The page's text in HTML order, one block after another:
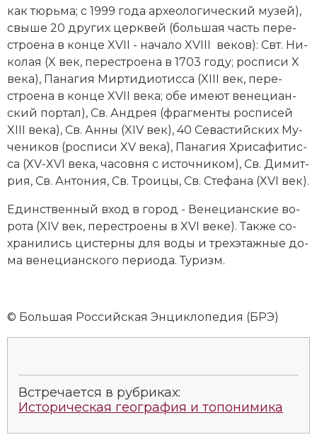
как тюрь­ма; с 1999 года ар­хео­ло­гический му­зей),
свыше 20 других церк­вей (большая часть пе­ре­
строе­на в конце XVII - начало XVIII веков): Свт. Ни­
ко­лая (X век, пе­рестрое­на в 1703 году; рос­пи­си X
века), Па­на­гия Мир­ти­дио­тис­са (XIII век, пе­ре­
строе­на в конце XVII века; обе име­ют ве­не­ци­ан­
ский пор­тал), Св. Ан­д­рея (фраг­мен­ты рос­пи­сей
XIII века), Св. Ан­ны (XIV век), 40 Се­ва­стий­ских Му­
че­ни­ков (рос­пи­си XV века), Па­на­гия Хри­са­фи­тис­
са (XV-XVI века, ча­сов­ня с ис­точ­ни­ком), Св. Ди­мит­
рия, Св. Ан­то­ния, Св. Трои­цы, Св. Сте­фа­на (XVI век).
Един­ст­вен­ный вход в го­род - Ве­не­ци­ан­ские во­
ро­та (XIV век, пе­ре­строе­ны в XVI веке). Так­же со­
хра­ни­лись цис­тер­ны для во­ды и трехэтаж­ные до­
ма ве­не­ци­ан­ско­го пе­рио­да. Ту­ризм.
© Большая Российская Энциклопедия (БРЭ)
Встречается в рубриках:
Историческая география и топонимика